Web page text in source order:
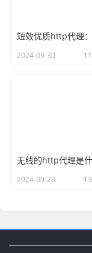
2024-09-30
2024-09-23